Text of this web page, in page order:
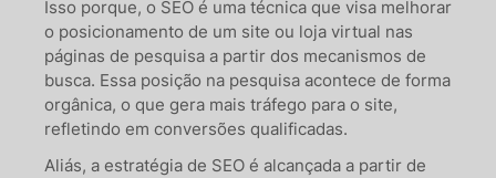
Isso porque, o SEO é uma técnica que visa melhorar
o posicionamento de um site ou loja virtual nas
páginas de pesquisa a partir dos mecanismos de
busca. Essa posição na pesquisa acontece de forma
orgânica, o que gera mais tráfego para o site,
refletindo em conversões qualificadas.
Aliás, a estratégia de SEO é alcançada a partir de